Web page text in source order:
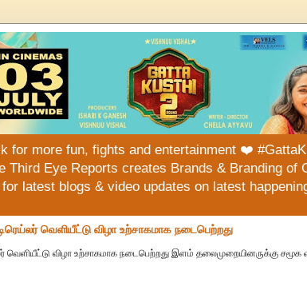
for more fun, fights and entertainment ❤️
Third Eye Reports creates Brands & Branding
latest blogs & video updates on latest
வெளியீட்டு விழா உற்சாகமாக நடைபெற்றது
வெளியீட்டு விழா உற்சாகமாக நடைபெற்றது இளம் தலைமுறையினருக்கு சமூக